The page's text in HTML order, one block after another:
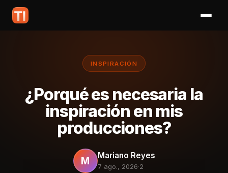
INSPIRACIÓN
¿Porqué es necesaria la
inspiración en mis
producciones?
M Mariano Reyes
7 ago., 2026·2